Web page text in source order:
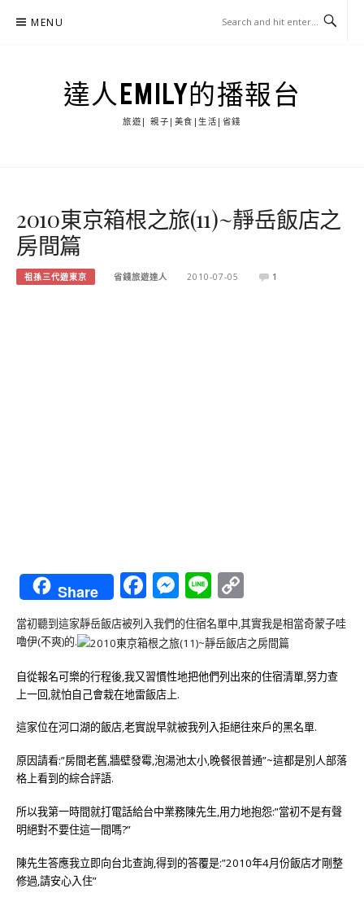
MENU
達人EMILY的播報台
旅遊| 親子|美食|生活|省錢
2010東京箱根之旅(11)~靜岳飯店之
房間篇
祖孫三代遊東京 省錢旅遊達人 2010-07-05 1
Share Facebook
Messenger
Line
Link
當初聽到這家靜岳飯店被列入我們的住宿名單中,其實我是相當奇蒙子哇
嚕伊(不爽)的.
自從報名可樂的行程後,我又習慣性地把他們列出來的住宿清單,努力查
上一回,就怕自己會栽在地雷飯店上.
這家位在河口湖的飯店,老實說早就被我列入拒絕往來戶的黑名單.
原因請看:”房間老舊,牆壁發霉,泡湯池太小,晚餐很普通”~這都是別人部落
格上看到的綜合評語.
所以我第一時間就打電話給台中業務陳先生,用力地抱怨:”當初不是有聲
明絕對不要住這一間嗎?”
陳先生答應我立即向台北查詢,得到的答覆是:”2010年4月份飯店才剛整
修過,請安心入住”